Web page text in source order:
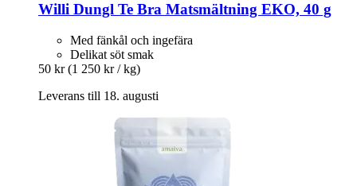
Willi Dungl Te Bra Matsmältning EKO, 40 g
Med fänkål och ingefära
Delikat söt smak
50 kr (1 250 kr / kg)
Leverans till 18. augusti